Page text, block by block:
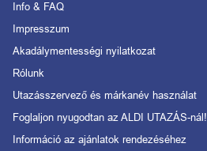
Info & FAQ
Impresszum
Akadálymentességi nyilatkozat
Rólunk
Utazásszervező és márkanév használat
Foglaljon nyugodtan az ALDI UTAZÁS-nál!
Információ az ajánlatok rendezéséhez